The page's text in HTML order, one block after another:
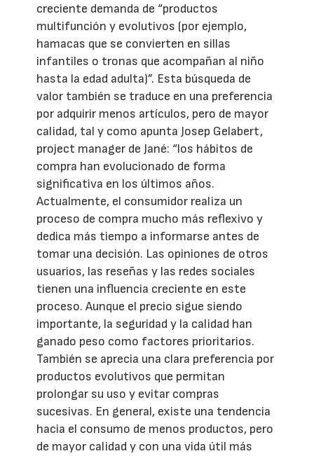
creciente demanda de “productos
multifunción y evolutivos (por ejemplo,
hamacas que se convierten en sillas
infantiles o tronas que acompañan al niño
hasta la edad adulta)”. Esta búsqueda de
valor también se traduce en una preferencia
por adquirir menos artículos, pero de mayor
calidad, tal y como apunta Josep Gelabert,
project manager de Jané: “los hábitos de
compra han evolucionado de forma
significativa en los últimos años.
Actualmente, el consumidor realiza un
proceso de compra mucho más reflexivo y
dedica más tiempo a informarse antes de
tomar una decisión. Las opiniones de otros
usuarios, las reseñas y las redes sociales
tienen una influencia creciente en este
proceso. Aunque el precio sigue siendo
importante, la seguridad y la calidad han
ganado peso como factores prioritarios.
También se aprecia una clara preferencia por
productos evolutivos que permitan
prolongar su uso y evitar compras
sucesivas. En general, existe una tendencia
hacia el consumo de menos productos, pero
de mayor calidad y con una vida útil más